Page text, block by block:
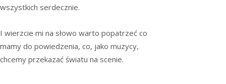
wszystkich serdecznie.
I wierzcie mi na słowo warto popatrzeć co
mamy do powiedzenia, co, jako muzycy,
chcemy przekazać światu na scenie.